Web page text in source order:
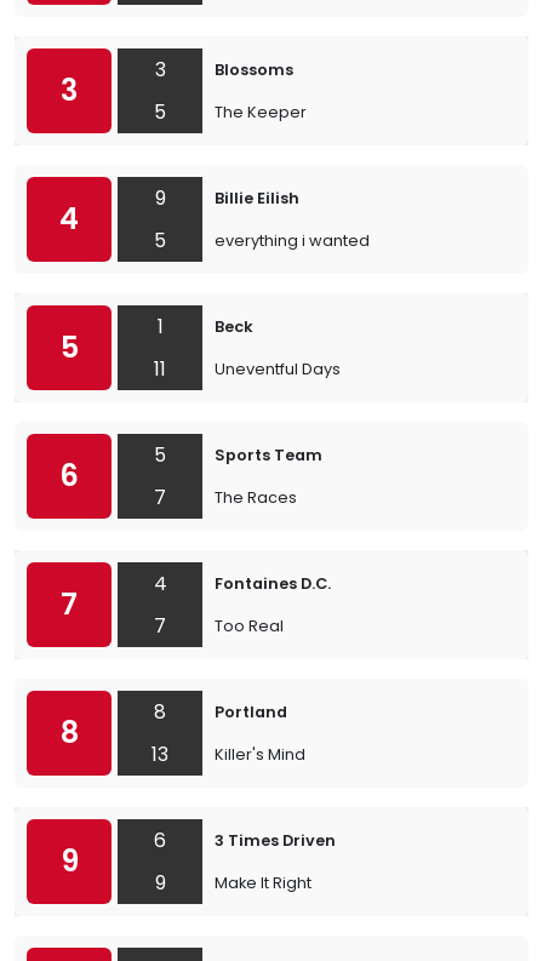
3
3
5
Blossoms
The Keeper
4
9
5
Billie Eilish
everything i wanted
5
1
11
Beck
Uneventful Days
6
5
7
Sports Team
The Races
7
4
7
Fontaines D.C.
Too Real
8
8
13
Portland
Killer's Mind
9
6
9
3 Times Driven
Make It Right